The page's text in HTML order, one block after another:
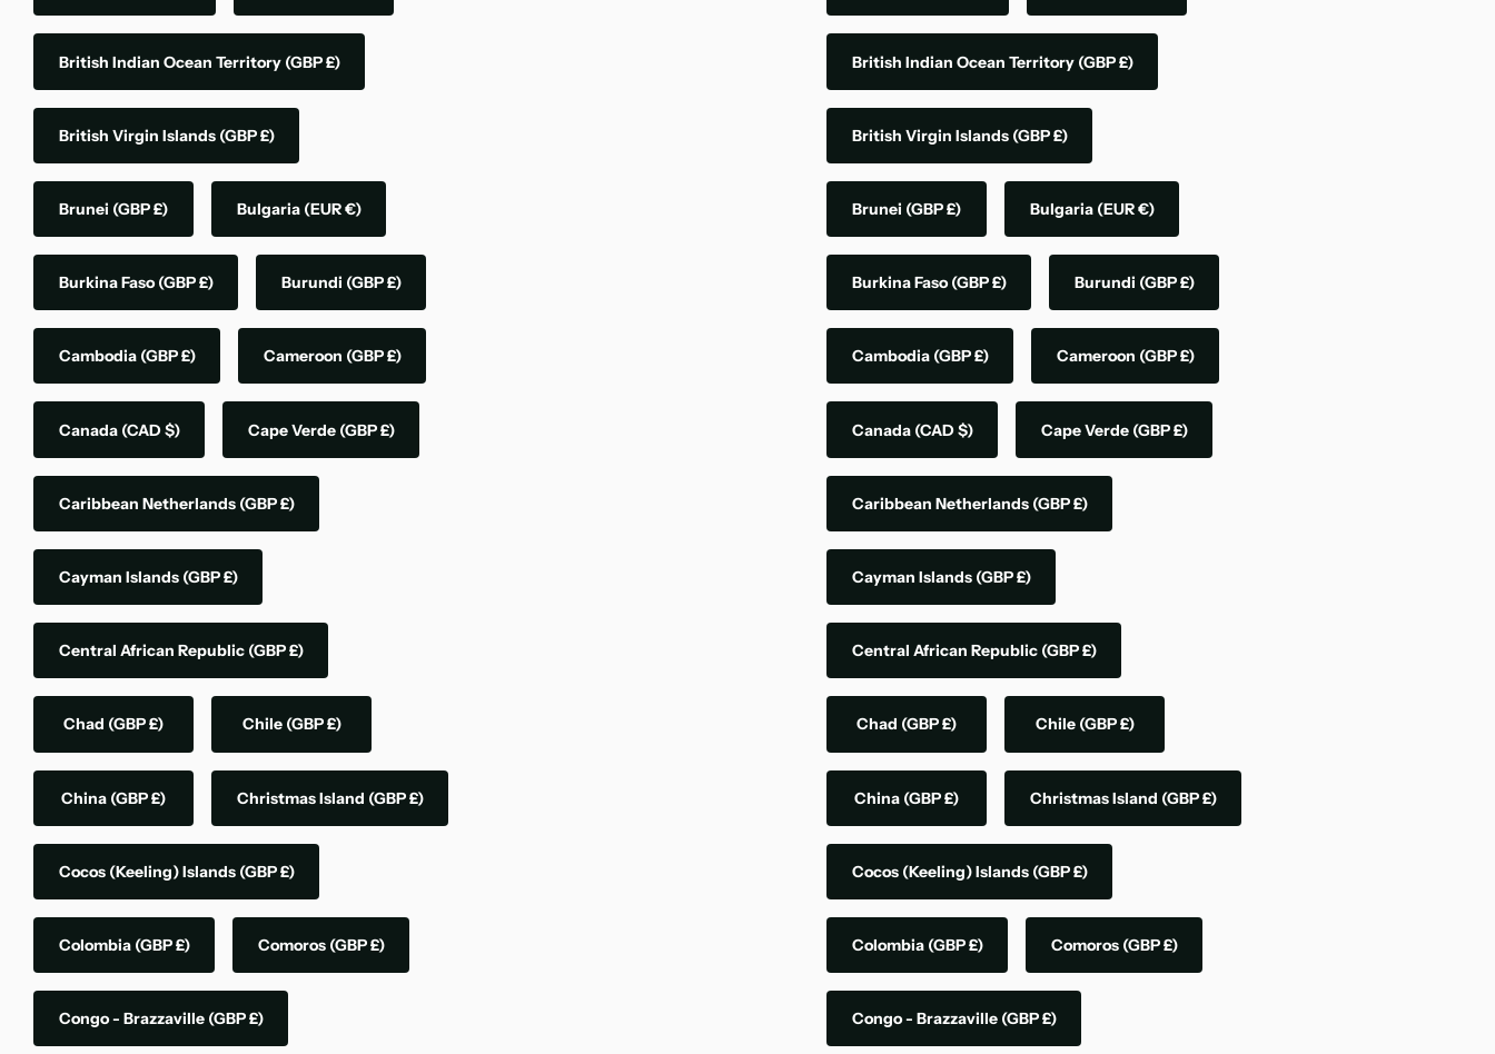
British Indian Ocean Territory (GBP £)
British Virgin Islands (GBP £)
Brunei (GBP £) Bulgaria (EUR €)
Burkina Faso(GBP £) Burundi (GBP £)
Cambodia (GBP £) Cameroon (GBP £)
Canada (CAD $) Cape Verde (GBP £)
Caribbean Netherlands (GBP £)
Cayman Islands (GBP £)
Central African Republic (GBP £)
Chad (GBP £) Chile (GBP £)
China (GBP £) Christmas Island (GBP £)
Cocos (Keeling) Islands (GBP £)
Colombia (GBP £) Comoros (GBP £)
Congo - Brazzaville (GBP £)
British Indian Ocean Territory (GBP £)
British Virgin Islands (GBP £)
Brunei (GBP £) Bulgaria (EUR €)
Burkina Faso(GBP £) Burundi (GBP £)
Cambodia (GBP £) Cameroon (GBP £)
Canada (CAD $) Cape Verde (GBP £)
Caribbean Netherlands (GBP £)
Cayman Islands (GBP £)
Central African Republic (GBP £)
Chad (GBP £) Chile (GBP £)
China (GBP £) Christmas Island (GBP £)
Cocos (Keeling) Islands (GBP £)
Colombia (GBP £) Comoros (GBP £)
Congo - Brazzaville (GBP £)